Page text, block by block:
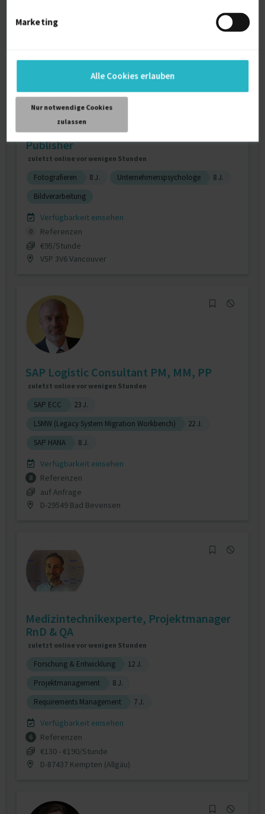
Marketing
Alle Cookies erlauben
Nur notwendige Cookies
zulassen
D-52499 Baesweiler
Professioneller Print-Buchsatz für Self-
Publisher
zuletzt online vor wenigen Stunden
Fotografieren 8 J. Unternehmenspsychologe
8 J.
Bildverarbeitung
Verfügbarkeit einsehen
0
Referenzen
€95/Stunde
V5P 3V6 Vancouver
SAP Logistic Consultant PM, MM, PP
zuletzt online vor wenigen Stunden
SAP ECC
23 J.
LSMW (Legacy System Migration Workbench)
22 J.
SAP HANA
8 J.
Verfügbarkeit einsehen
8
Referenzen
auf Anfrage
D-29549 Bad Bevensen
Medizintechnikexperte, Projektmanager
RnD & QA
zuletzt online vor wenigen Stunden
Forschung & Entwicklung
12 J.
Projektmanagement
8 J.
Requirements Management
7 J.
Verfügbarkeit einsehen
6
Referenzen
€130 - €190/Stunde
D-87437 Kempten (Allgäu)